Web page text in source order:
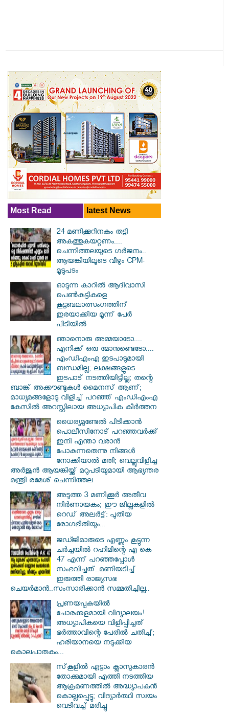
Most Read latest News
24 മണിക്കൂറിനകം തട്ടി
അകത്തുകയറ്റണം....
ചെന്നിത്തലയുടെ ഗർജനം..
ആയങ്കിയിലൂടെ വീഴും CPM-
മൂടുപടം
ഓടുന്ന കാറില്‍ ആദിവാസി
പെണ്‍കുട്ടികളെ
കൂട്ടബലാത്സംഗത്തിന്
ഇരയാക്കിയ മൂന്ന് പേര്‍
പിടിയില്‍
ഞാനൊരു അമ്മയാടോ....
എനിക്ക് ഒരു മോനുണ്ടെടോ....
എംഡിഎംഎ ഇടപാടുമായി
ബന്ധമില്ല; ലക്ഷങ്ങളുടെ
ഇടപാട് നടത്തിയിട്ടില്ല; തന്റെ
ബാങ്ക് അക്കൗണ്ടുകൾ മൈനസ് ആണ്;
മാധ്യമങ്ങളോടു വിളിച്ച് പറഞ്ഞ് എംഡിഎംഎ
കേസിൽ അറസ്റ്റിലായ അധ്യാപിക കീർത്തന
ധൈര്യമുണ്ടേൽ പിടിക്കാൻ
പൊലീസിനോട് പറഞ്ഞവർക്ക്
ഇനി എന്താ വരാൻ
പോകുന്നതെന്നു നിങ്ങൾ
നോക്കിയാൽ മതി; വെല്ലുവിളിച്ച
അർജുൻ ആയങ്കിയ്ക്ക് മറുപടിയുമായി ആഭ്യന്തര
മന്ത്രി രമേശ് ചെന്നിത്തല
അടുത്ത 3 മണിക്കൂർ അതീവ
നിർണായകം; ഈ ജില്ലകളിൽ
റെഡ് അലർട്ട്: പുതിയ
രോഗഭീതിയും...
ജഡ്ജിമാരുടെ എണ്ണം കൂട്ടുന്ന
ചർച്ചയിൽ റഹിമിന്റെ എ കെ
47 എന്ന് പറഞ്ഞപ്പോൾ
സംഭവിച്ചത്..മണിയടിച്ച്
ഇരുത്തി രാജ്യസഭ
ചെയർമാൻ..സംസാരിക്കാൻ സമ്മതിച്ചില്ല..
പ്രണയപ്പകയിൽ
ചോരക്കളമായി വിദ്യാലയം!
അധ്യാപികയെ വിളിപ്പിച്ചത്
ഭർത്താവിന്റെ പേരിൽ ചതിച്ച്;
ഹരിയാനയെ നടുക്കിയ
കൊലപാതകം...
സ്‌കൂളില്‍ എട്ടാം ക്ലാസുകാരന്‍
തോക്കുമായി എത്തി നടത്തിയ
ആക്രമണത്തില്‍ അദ്ധ്യാപകന്‍
കൊല്ലപ്പെട്ടു; വിദ്യാര്‍ത്ഥി സ്വയം
വെടിവച്ച് മരിച്ചു